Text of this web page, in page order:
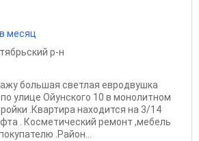
месяц
р-н
большая светлая евродвушка
улице Ойунского 10 в монолитном
.Квартира находится на 3/14
. Косметический ремонт ,мебель
.Район...